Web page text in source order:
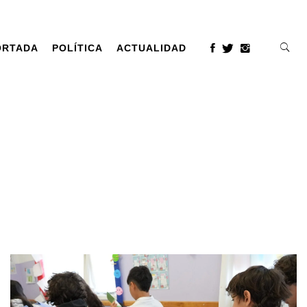
POLÍTICA ACTUALIDAD